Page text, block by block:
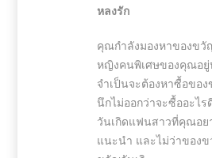
หลงรัก
คุณกำลังมองหาของขวั
หญิงคนพิเศษของคุณอ
จำเป็นจะต้องหาซื้อข
นึกไม่ออกว่าจะซื้ออะไ
วันเกิดแฟนสาวที่คุณอย
แนะนำ และไม่ว่าของ